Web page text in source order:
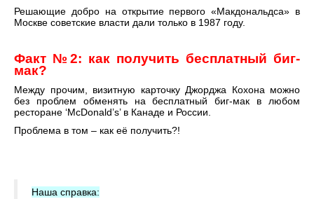
Решающие добро на открытие первого «Макдональдса» в
Москве советские власти дали только в 1987 году.
Факт №2: как получить бесплатный биг-
мак?
Между прочим, визитную карточку Джорджа Кохона можно
без проблем обменять на бесплатный биг-мак в любом
ресторане ‘McDonald’s’ в Канаде и России.
Проблема в том – как её получить?!
Наша справка: